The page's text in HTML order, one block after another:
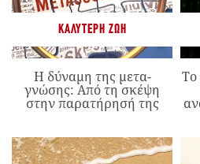
ΚΑΛΎΤΕΡΗ ΖΩΉ
Η δύναμη της μετα-
γνώσης: Από τη σκέψη
στην παρατήρησή της